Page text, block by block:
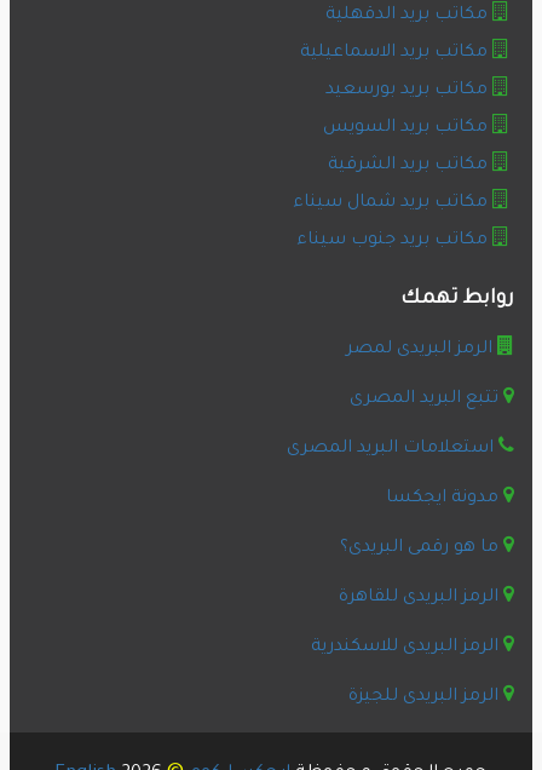
مكاتب بريد الدقهلية
مكاتب بريد الاسماعيلية
مكاتب بريد بورسعيد
مكاتب بريد السويس
مكاتب بريد الشرقية
مكاتب بريد شمال سيناء
مكاتب بريد جنوب سيناء
روابط تهمك
الرمز البريدى لمصر
تتبع البريد المصرى
استعلامات البريد المصرى
مدونة ايجكسا
ما هو رقمى البريدى؟
الرمز البريدى للقاهرة
الرمز البريدى للاسكندرية
الرمز البريدى للجيزة